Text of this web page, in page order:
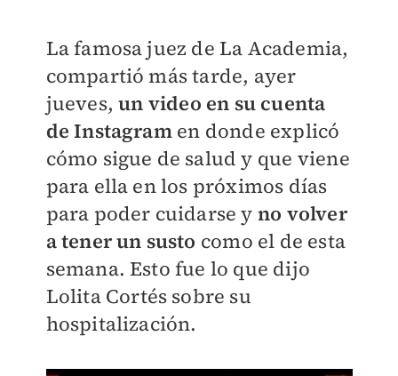
La famosa juez de La Academia,
compartió más tarde, ayer
jueves,un video en su cuenta
de Instagramen donde explicó
cómo sigue de salud y que viene
para ella en los próximos días
para poder cuidarse y no volver
a tener un susto como el de esta
semana. Esto fue lo que dijo
Lolita Cortés sobre su
hospitalización.